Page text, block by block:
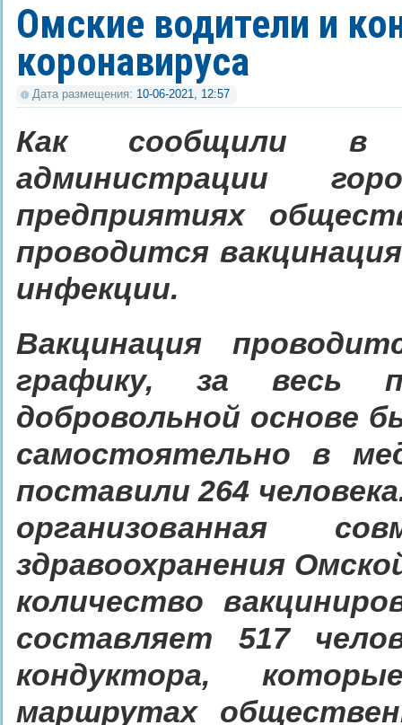
Омские водители и
коронавируса
Дата размещения: 10-06-2021, 12:57
Как сообщили в
администрации
предприятиях
проводится
инфекции.
Вакцинация
графику, за весь
добровольной основе
самостоятельно в
поставили 264
организованная
здравоохранения
количество
составляет 517
кондуктора,
маршрутах